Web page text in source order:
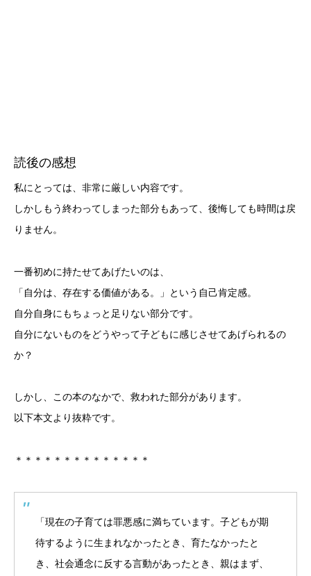
読後の感想
私にとっては、非常に厳しい内容です。
しかしもう終わってしまった部分もあって、後悔しても時間は戻
りません。
一番初めに持たせてあげたいのは、
「自分は、存在する価値がある。」という自己肯定感。
自分自身にもちょっと足りない部分です。
自分にないものをどうやって子どもに感じさせてあげられるの
か？
しかし、この本のなかで、救われた部分があります。
以下本文より抜粋です。
＊＊＊＊＊＊＊＊＊＊＊＊＊＊
「現在の子育ては罪悪感に満ちています。子どもが期
待するように生まれなかったとき、育たなかったと
き、社会通念に反する言動があったとき、親はまず、